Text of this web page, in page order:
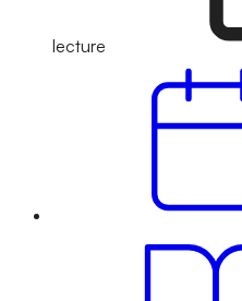
lecture